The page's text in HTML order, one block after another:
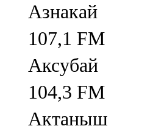
Азнакай
107,1 FM
Аксубай
104,3 FM
Актаныш